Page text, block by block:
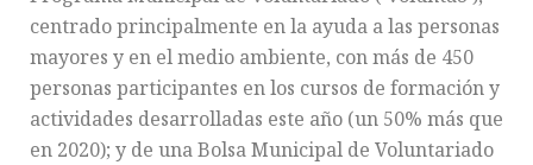
centrado principalmente en la ayuda a las personas
mayores y en el medio ambiente, con más de 450
personas participantes en los cursos de formación y
actividades desarrolladas este año (un 50% más que
en 2020); y de una Bolsa Municipal de Voluntariado